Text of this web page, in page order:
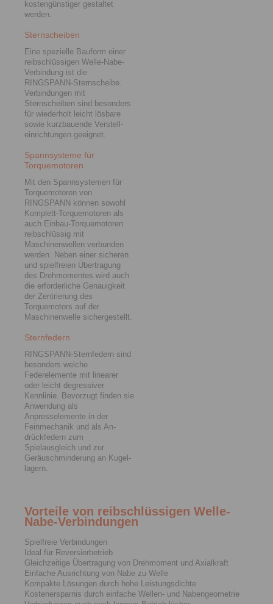
kosten­gün­stiger gestaltet
werden.
Sternscheiben
Eine spezielle Bauform einer
reibschlüssigen Welle-Nabe-
Verbindung ist die
RINGSPANN-Sternscheibe.
Verbindungen mit
Sternscheiben sind besonders
für wiederholt leicht lösbare
sowie kurzbauende Verstell­­
einrichtun­gen geeignet.
Spannsysteme für
Torquemotoren
Mit den Spannsystemen für
Torquemotoren von
RINGSPANN können sowohl
Komplett-Torquemotoren als
auch Einbau-Torquemotoren
reibschlüssig mit
Maschinenwellen verbunden
werden. Neben einer sicheren
und spielfreien Übertragung
des Drehmomentes wird auch
die erforderliche Genauigkeit
der Zentrierung des
Torquemotors auf der
Maschinenwelle sichergestellt.
Sternfedern
RINGSPANN-Sternfedern sind
be­son­ders weiche
Federelemente mit linearer
oder leicht degressiver
Kennlinie. Be­vor­zugt finden sie
Anwendung als
Anpresselemente in der
Feinmechanik und als An­
drückfedern zum
Spielausgleich und zur
Geräuschmin­derung an Ku­gel­
la­gern.
Vorteile von reibschlüssigen Welle-
Nabe-Verbindungen
Spielfreie Verbindungen
Ideal für­ Reversierbetrieb
Gleichzeitige Übertragung von Drehmoment und ­Axialkraft
Einfache Ausrichtung von Nabe zu Welle
Kompakte Lösungen durch hohe Leistungsdichte
Kostenersparnis durch einfache Wellen- und ­Naben­geometrie